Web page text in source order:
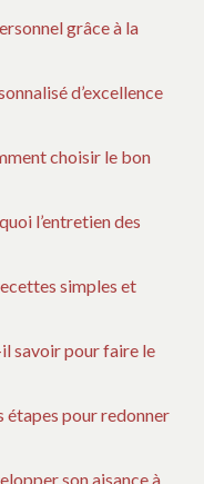
grâce à la
d’excellence
choisir le bon
l’entretien des
simples et
savoir pour faire le
étapes pour redonner
son aisance à